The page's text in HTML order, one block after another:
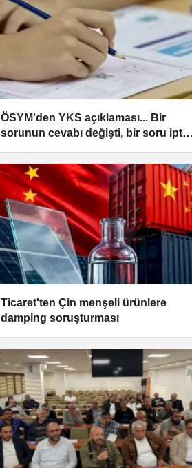
ÖSYM'den YKS açıklaması... Bir
sorunun cevabı değişti, bir soru iptal
Ticaret'ten Çin menşeli ürünlere
damping soruşturması